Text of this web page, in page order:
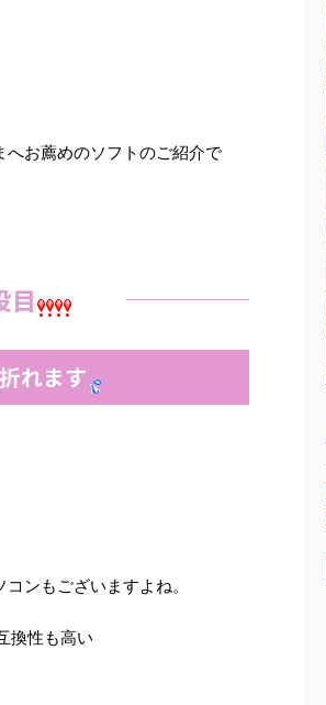
お薦めのソフトのご紹介で
目
れます
ンもございますよね。
換性も高い